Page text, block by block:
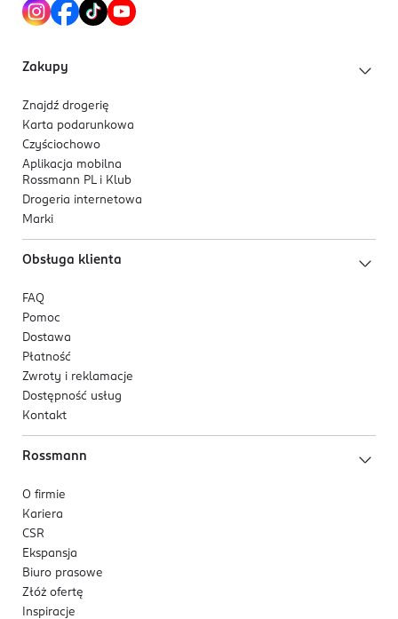
182020880
Kod EAN
Zakupy
Znajdź drogerię
Karta podarunkowa
Czyściochowo
Aplikacja mobilna
Rossmann PL i Klub
Drogeria internetowa
Marki
Obsługa klienta
FAQ
Pomoc
Dostawa
Płatność
Zwroty i reklamacje
Dostępność usług
Kontakt
Rossmann
O firmie
Kariera
CSR
Ekspansja
Biuro prasowe
Złóż ofertę
Inspiracje